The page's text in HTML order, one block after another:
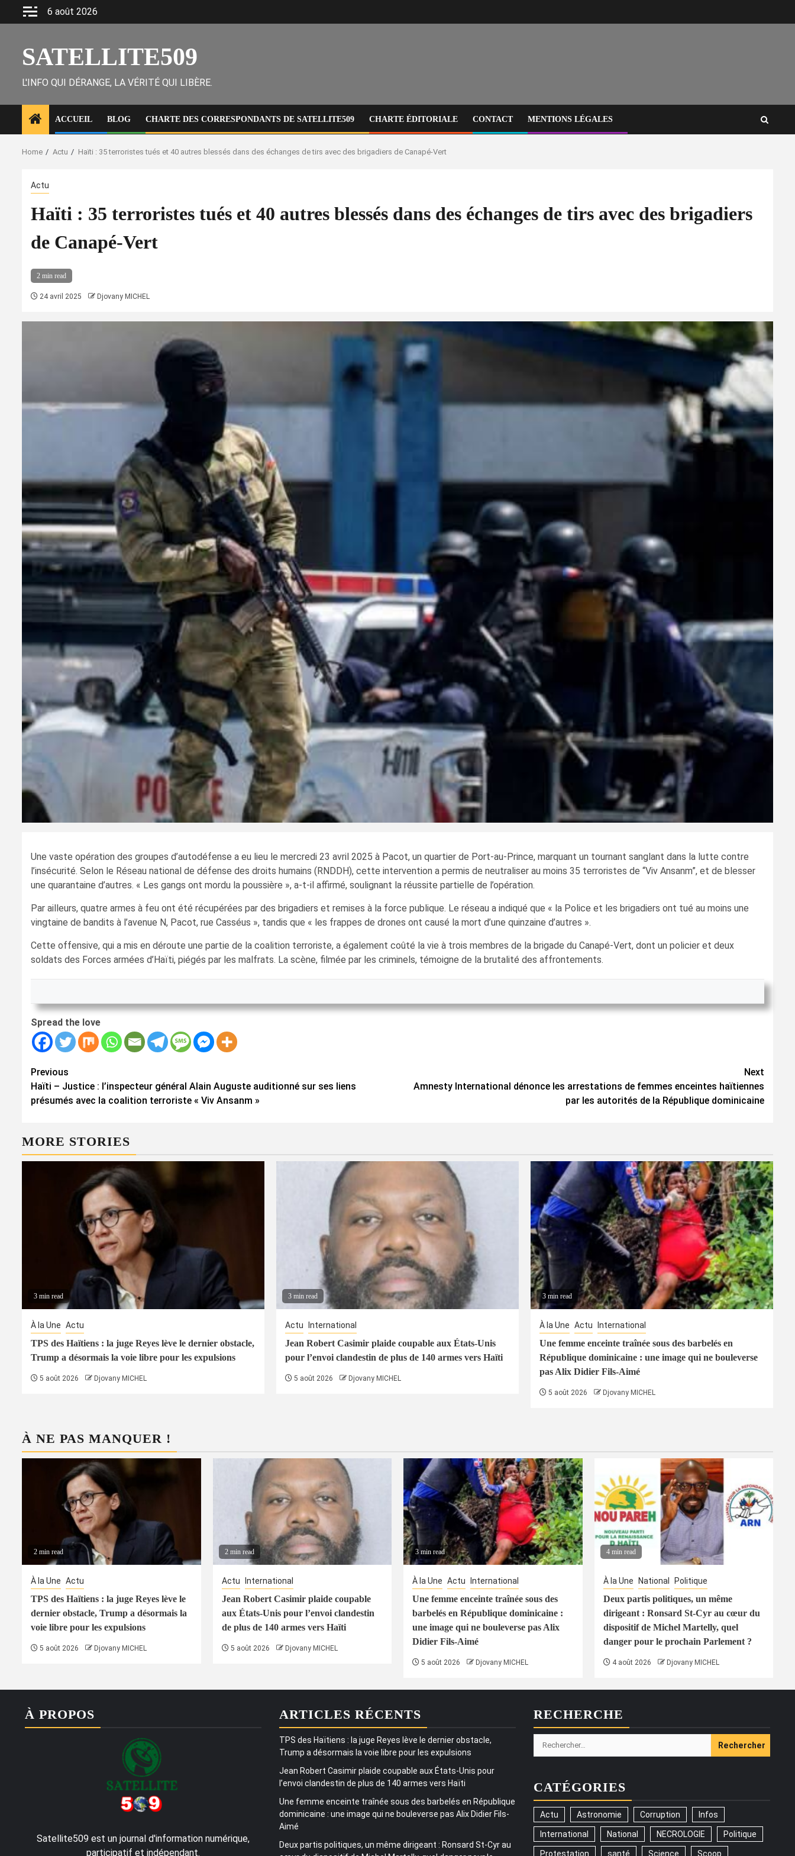
6 août 2026
SATELLITE509
L'INFO QUI DÉRANGE, LA VÉRITÉ QUI LIBÈRE.
ACCUEIL BLOG CHARTE DES CORRESPONDANTS DE SATELLITE509 CHARTE ÉDITORIALE CONTACT MENTIONS LÉGALES
Home Actu Haïti : 35 terroristes tués et 40 autres blessés dans des échanges de tirs avec des brigadiers de Canapé-Vert
Actu
Haïti : 35 terroristes tués et 40 autres blessés dans des échanges de tirs avec des brigadiers
de Canapé-Vert
2 min read
24 avril 2025 Djovany MICHEL
Une vaste opération des groupes d’autodéfense a eu lieu le mercredi 23 avril 2025 à Pacot, un quartier de Port-au-Prince, marquant un tournant sanglant dans la lutte contre
l’insécurité. Selon le Réseau national de défense des droits humains (RNDDH), cette intervention a permis de neutraliser au moins 35 terroristes de “Viv Ansanm”, et de blesser
une quarantaine d’autres. « Les gangs ont mordu la poussière », a-t-il affirmé, soulignant la réussite partielle de l’opération.
Par ailleurs, quatre armes à feu ont été récupérées par des brigadiers et remises à la force publique. Le réseau a indiqué que « la Police et les brigadiers ont tué au moins une
vingtaine de bandits à l’avenue N, Pacot, rue Casséus », tandis que « les frappes de drones ont causé la mort d’une quinzaine d’autres ».
Cette offensive, qui a mis en déroute une partie de la coalition terroriste, a également coûté la vie à trois membres de la brigade du Canapé-Vert, dont un policier et deux
soldats des Forces armées d’Haïti, piégés par les malfrats. La scène, filmée par les criminels, témoigne de la brutalité des affrontements.
Spread the love
Continue
Reading
Previous
Haïti – Justice : l’inspecteur général Alain Auguste auditionné sur ses liens
présumés avec la coalition terroriste « Viv Ansanm »
Next
Amnesty International dénonce les arrestations de femmes enceintes haïtiennes
par les autorités de la République dominicaine
MORE STORIES
3 min read
À la Une Actu
TPS des Haïtiens : la juge Reyes lève le dernier obstacle,
Trump a désormais la voie libre pour les expulsions
5 août 2026 Djovany MICHEL
3 min read
Actu International
Jean Robert Casimir plaide coupable aux États-Unis
pour l’envoi clandestin de plus de 140 armes vers Haïti
5 août 2026 Djovany MICHEL
3 min read
À la Une Actu International
Une femme enceinte traînée sous des barbelés en
République dominicaine : une image qui ne bouleverse
pas Alix Didier Fils-Aimé
5 août 2026 Djovany MICHEL
À NE PAS MANQUER !
2 min read
À la Une Actu
TPS des Haïtiens : la juge Reyes lève le
dernier obstacle, Trump a désormais la
voie libre pour les expulsions
5 août 2026 Djovany MICHEL
2 min read
Actu International
Jean Robert Casimir plaide coupable
aux États-Unis pour l’envoi clandestin
de plus de 140 armes vers Haïti
5 août 2026 Djovany MICHEL
3 min read
À la Une Actu International
Une femme enceinte traînée sous des
barbelés en République dominicaine :
une image qui ne bouleverse pas Alix
Didier Fils-Aimé
5 août 2026 Djovany MICHEL
4 min read
À la Une National Politique
Deux partis politiques, un même
dirigeant : Ronsard St-Cyr au cœur du
dispositif de Michel Martelly, quel
danger pour le prochain Parlement ?
4 août 2026 Djovany MICHEL
À PROPOS
Satellite509 est un journal d'information numérique,
participatif et indépendant.
ARTICLES RÉCENTS
TPS des Haïtiens : la juge Reyes lève le dernier obstacle,
Trump a désormais la voie libre pour les expulsions
Jean Robert Casimir plaide coupable aux États-Unis pour
l’envoi clandestin de plus de 140 armes vers Haïti
Une femme enceinte traînée sous des barbelés en République
dominicaine : une image qui ne bouleverse pas Alix Didier Fils-
Aimé
Deux partis politiques, un même dirigeant : Ronsard St-Cyr au
RECHERCHE
Rechercher :
CATÉGORIES
Actu Astronomie Corruption Infos
International National NECROLOGIE Politique
Protestation santé Science Scoop